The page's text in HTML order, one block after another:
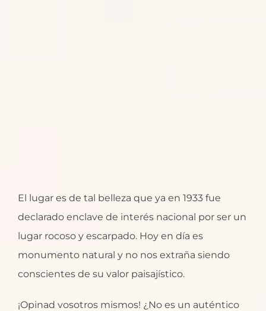
El lugar es de tal belleza que ya en 1933 fue
declarado enclave de interés nacional por ser un
lugar rocoso y escarpado. Hoy en día es
monumento natural y no nos extraña siendo
conscientes de su valor paisajístico.
¡Opinad vosotros mismos! ¿No es un auténtico